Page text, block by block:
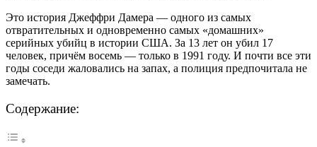
Это история Джеффри Дамера — одного из самых
отвратительных и одновременно самых «домашних»
серийных убийц в истории США. За 13 лет он убил 17
человек, причём восемь — только в 1991 году. И почти все эти
годы соседи жаловались на запах, а полиция предпочитала не
замечать.
Содержание: